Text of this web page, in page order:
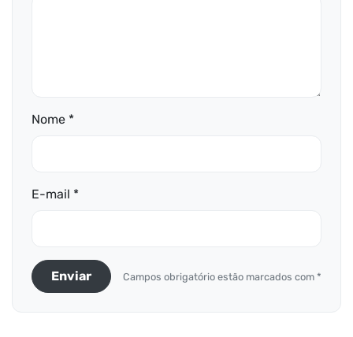
Nome *
E-mail *
Enviar Campos obrigatório estão marcados com *